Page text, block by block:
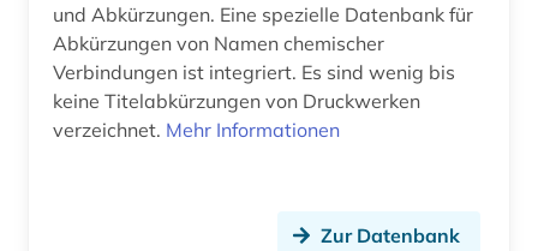
chemische industrie (1)
chemische ozeanographie (1)
und Abkürzungen. Eine spezielle Datenbank für
Abkürzungen von Namen chemischer
Verbindungen ist integriert. Es sind wenig bis
keine Titelabkürzungen von Druckwerken
verzeichnet. Mehr Informationen
Zur Datenbank